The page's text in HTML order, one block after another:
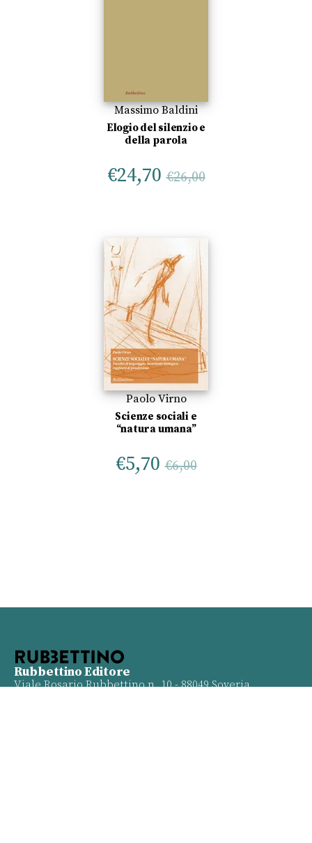
Massimo Baldini
Elogio del silenzio e
della parola
€24,70 €26,00
Paolo Virno
Scienze sociali e
“natura umana”
€5,70 €6,00
Rubbettino Editore
Viale Rosario Rubbettino n. 10 - 88049 Soveria